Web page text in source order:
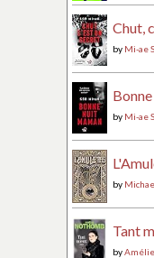
Chut,
by Mi-ae
by Mi-ae
by
Tant
by